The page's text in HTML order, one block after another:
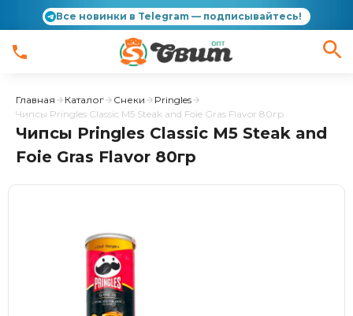
Все новинки в Telegram — подписывайтесь!
Главная Каталог Снеки
Pringles
Чипсы Pringles Classic M5 Steak and Foie Gras Flavor 80гр
Чипсы Pringles Classic M5 Steak and
Foie Gras Flavor 80гр